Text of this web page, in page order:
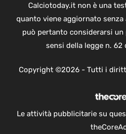
Calciotoday.it non è una
quanto viene aggiornato
può pertanto considerarsi
sensi della legge n. 62
Copyright ©2026 - Tutti i
Le attività pubblicitarie su